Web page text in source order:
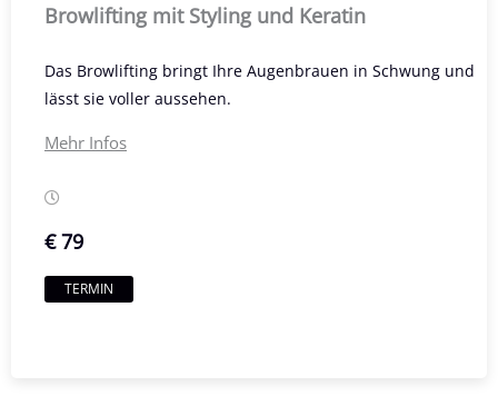
Browlifting mit Styling und Keratin
Das Browlifting bringt Ihre Augenbrauen in Schwung und
lässt sie voller aussehen.
Mehr Infos
€ 79
TERMIN